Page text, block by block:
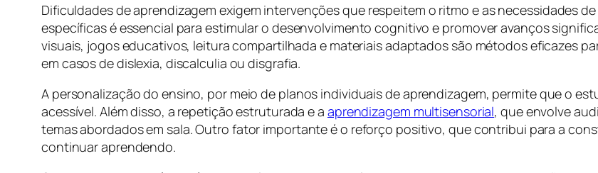
Dificuldades de aprendizagem exigem intervenções que respeitem o ritmo e as necessidades
específicas é essencial para estimular o desenvolvimento cognitivo e promover avanços
visuais, jogos educativos, leitura compartilhada e materiais adaptados são métodos eficazes
em casos de dislexia, discalculia ou disgrafia.
A personalização do ensino, por meio de planos individuais de aprendizagem, permite que o
acessível. Além disso, a repetição estruturada e a aprendizagem multisensorial, que envolve
temas abordados em sala. Outro fator importante é o reforço positivo, que contribui para a
continuar aprendendo.